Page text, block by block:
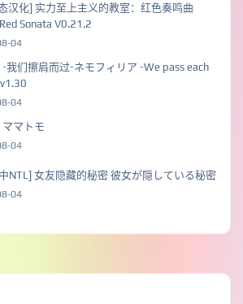
汉化] 实力至上主义的教室：红色奏鸣曲
Sonata V0.21.2
04
-我们擦肩而过-ネモフィリア -We pass each
04
マトモ
04
NTL] 女友隐藏的秘密 彼女が隠している秘密
04